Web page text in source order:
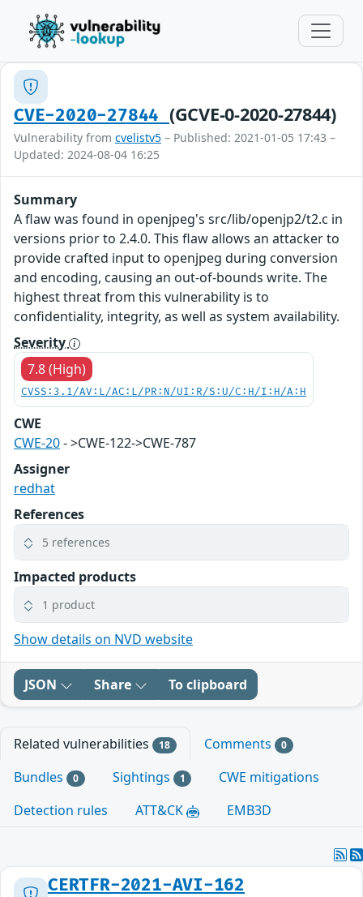
CVE-2020-27844 (GCVE-0-2020-27844)
Vulnerability from cvelistv5 – Published: 2021-01-05 17:43 –
Updated: 2024-08-04 16:25
Summary
A flaw was found in openjpeg's src/lib/openjp2/t2.c in
versions prior to 2.4.0. This flaw allows an attacker to
provide crafted input to openjpeg during conversion
and encoding, causing an out-of-bounds write. The
highest threat from this vulnerability is to
confidentiality, integrity, as well as system availability.
Severity
7.8 (High)
CVSS:3.1/AV:L/AC:L/PR:N/UI:R/S:U/C:H/I:H/A:H
CWE
CWE-20- >CWE-122->CWE-787
Assigner
redhat
References
5 references
Impacted products
1 product
Show details on NVD website
JSON Share To clipboard
Related vulnerabilities 18 Comments 0
Bundles 0 Sightings 1
CWE mitigations
Detection rules
ATT&CK EMB3D
CERTFR-2021-AVI-162